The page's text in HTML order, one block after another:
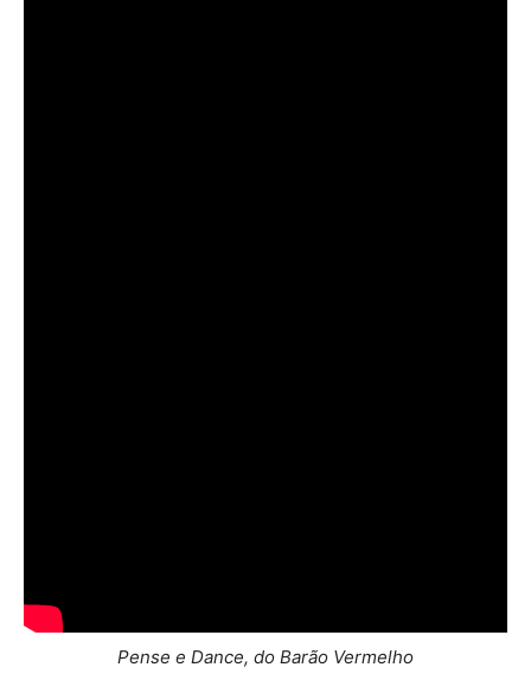
Pense e Dance, do Barão Vermelho